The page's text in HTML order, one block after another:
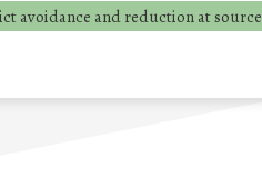
avoidance and reduction at source